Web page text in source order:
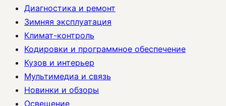
Диагностика и ремонт
Зимняя эксплуатация
Климат-контроль
Кодировки и программное обеспечение
Кузов и интерьер
Мультимедиа и связь
Новинки и обзоры
Освещение